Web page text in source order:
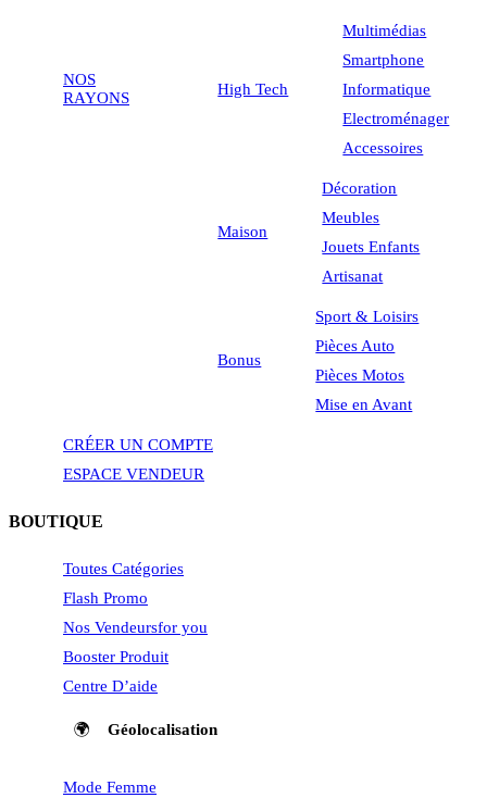
NOS
RAYONS
High Tech
Multimédias
Smartphone
Informatique
Electroménager
Accessoires
Maison
Décoration
Meubles
Jouets Enfants
Artisanat
Bonus
Sport & Loisirs
Pièces Auto
Pièces Motos
Mise en Avant
CRÉER UN COMPTE
ESPACE VENDEUR
BOUTIQUE
Toutes Catégories
Flash Promo
Nos Vendeursfor you
Booster Produit
Centre D’aide
🌍 Géolocalisation
Mode Femme